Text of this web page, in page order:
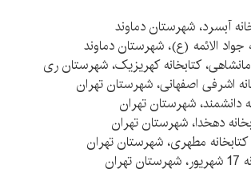
آبسرد، شهرستان دماوند
جواد الائمه (ع)، شهرستان دماوند
کتابخانه کهریزیک، شهرستان ری
اشرفی اصفهانی، شهرستان تهران
دانشمند، شهرستان تهران
دهخدا، شهرستان تهران
مطهری، شهرستان تهران